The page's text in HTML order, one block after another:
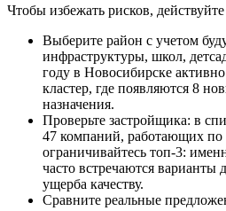
Чтобы избежать рисков,
Выберите район с учетом
инфраструктуры, школ,
году в Новосибирске
кластер, где появляются 8
назначения.
Проверьте застройщика: в
47 компаний, работающих по
ограничивайтесь топ-3:
часто встречаются варианты
ущерба качеству.
Сравните реальные